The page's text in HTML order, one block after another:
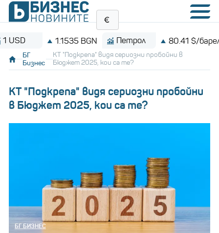
1.1535 BGN Петрол 80.41 $/барел
БГ
Бизнес
КТ "Подкрепа" видя сериозни пробойни в
Бюджет 2025, кои са те?
КТ "Подкрепа" видя сериозни пробойни
в Бюджет 2025, кои са те?
БГ БИЗНЕС